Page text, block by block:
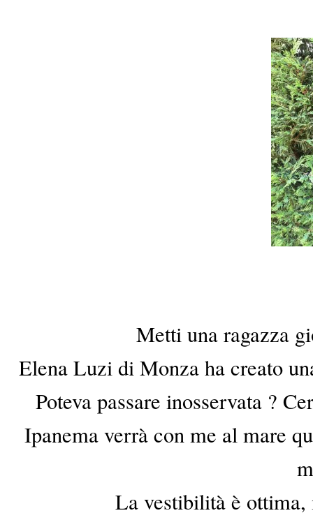
Metti una ragazza
Elena Luzi di Monza ha creato
Poteva passare inosservata ?
Ipanema verrà con me al mare
La vestibilità è